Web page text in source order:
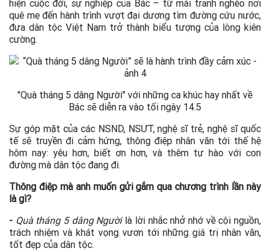
hiện cuộc đời, sự nghiệp của Bác – từ mái tranh nghèo nơi
quê mẹ đến hành trình vượt đại dương tìm đường cứu nước,
đưa dân tộc Việt Nam trở thành biểu tượng của lòng kiên
cường.
"Quà tháng 5 dâng Người" với những ca khúc hay nhất về
Bác sẽ diễn ra vào tối ngày 14.5
Sự góp mặt của các NSND, NSƯT, nghệ sĩ trẻ, nghệ sĩ quốc
tế sẽ truyền đi cảm hứng, thông điệp nhân văn tới thế hệ
hôm nay: yêu hơn, biết ơn hơn, và thêm tự hào với con
đường mà dân tộc đang đi.
Thông điệp mà anh muốn gửi gắm qua chương trình lần này
là gì?
- Quà tháng 5 dâng Ngườilà lời nhắc nhở nhớ về cội nguồn,
trách nhiệm và khát vọng vươn tới những giá trị nhân văn,
tốt đẹp của dân tộc.